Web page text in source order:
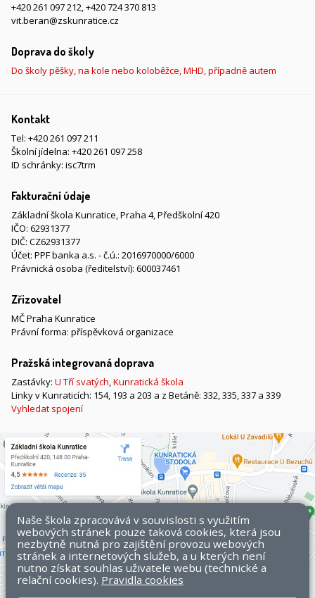
+420 261 097 212,+420 724 370 813
vit.beran@zskunratice.cz
Doprava do školy
Do školy pěšky, na kole nebo koloběžce, MHD, případně autem
Kontakt
Tel: +420 261 097 211
Školní jídelna: +420 261 097 258
ID schránky: isc7trm
Fakturační údaje
Základní škola Kunratice, Praha 4, Předškolní 420
IČO: 62931377
DIČ: CZ62931377
Účet: PPF banka a.s. - č.ú.: 2016970000/6000
Právnická osoba (ředitelství): 600037461
Zřizovatel
MČ Praha Kunratice
Právní forma: příspěvková organizace
Pražská integrovaná doprava
Zastávky: U Tří svatých,Kunratická škola
Linky v Kunraticích: 154, 193 a 203 a z Betáně: 332, 335, 337 a 339
Vyhledat spojení
Naše škola zpracovává v souvislosti s využitím
webových stránek pouze taková cookies, která jsou
nezbytně nutná pro zajištění provozu webových
stránek a internetových služeb, a u kterých není
nutno získat souhlas uživatele webu (technické a
relační cookies). Pravidla cookies